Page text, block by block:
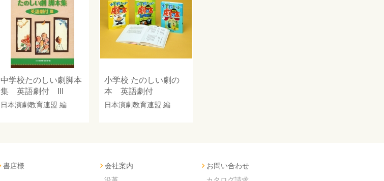
中学校たのしい劇脚本
集 英語劇付 III
日本演劇教育連盟 編
小学校 たのしい劇の
本 英語劇付
日本演劇教育連盟 編
書店様
会社案内
お問い合わせ